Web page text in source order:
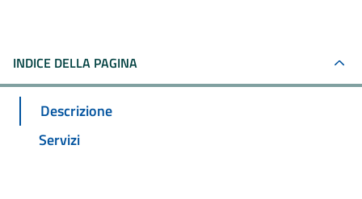
INDICE DELLA PAGINA
Descrizione
Servizi